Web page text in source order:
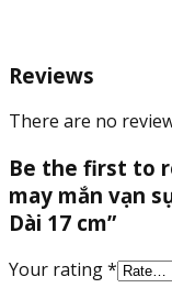
cm
Reviews
There are no
Be the first to
may mắn vạn
Dài 17 cm”
Your rating*